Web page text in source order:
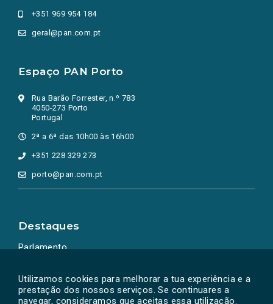
Utilizamos cookies para melhorar a tua experiência e a
prestação dos nossos serviços. Se continuares a
navegar, consideramos que aceitas essa utilização.
+351 969 954 184
geral@pan.com.pt
Espaço PAN Porto
Rua Barão Forrester, n.º 783
4050-273 Porto
Portugal
2ª a 6ª das 10h00 às 16h00
+351 228 329 273
porto@pan.com.pt
Destaques
Parlamento